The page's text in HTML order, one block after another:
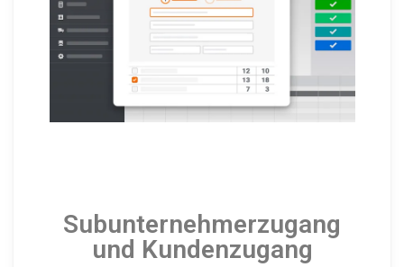
Subunternehmerzugang
und Kundenzugang